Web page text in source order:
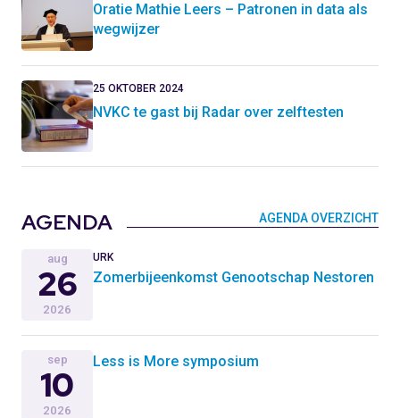
Oratie Mathie Leers – Patronen in data als
wegwijzer
25 OKTOBER 2024
NVKC te gast bij Radar over zelftesten
AGENDA AGENDA OVERZICHT
aug
26
2026
URK
Zomerbijeenkomst Genootschap Nestoren
sep
10
2026
Less is More symposium